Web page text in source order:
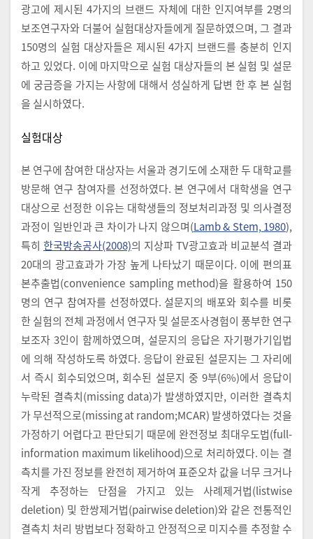
광고에 제시된 4가지의 브랜드 자체에 대한 인지여부를 2명의
보조연구자와 더불어 실험대상자들에게 질문하였으며, 그 결과
150명의 실험 대상자들은 제시된 4가지 브랜드를 충분히 인지
하고 있었다. 이에 마지막으로 실험 대상자들의 본 실험 및 설문
에 궁금증을 가지는 사항에 대해서 성실하게 답변 한 후 본 실험
을 실시하였다.
실험대상
본 연구에 참여한 대상자는 서울과 경기도에 소재한 두 대학교를
방문해 연구 참여자를 선정하였다. 본 연구에서 대학생을 연구
대상으로 선정한 이유는 대학생들의 정보처리과정 및 의사결정
과정이 일반인과 큰 차이가 나지 않으며(Lamb & Stem, 1980),
특히 한국방송공사(2008)의 지상파 TV광고효과 비교분석 결과
20대의 광고효과가 가장 높게 나타났기 때문이다. 이에 편의표
본추출법(convenience sampling method)을 활용하여 150
명의 연구 참여자를 선정하였다. 설문지의 배포와 회수를 비롯
한 실험의 전체 과정에서 연구자 및 설문조사경험이 풍부한 연구
보조자 3인이 함께하였으며, 설문지의 응답은 자기평가기입법
에 의해 작성하도록 하였다. 응답이 완료된 설문지는 그 자리에
서 즉시 회수되었으며, 회수된 설문지 중 9부(6%)에서 응답이
누락된 결측치(missing data)가 발생하였지만, 이러한 결측치
가 무선적으로(missing at random;MCAR) 발생하였다는 것을
가정하기 어렵다고 판단되기 때문에 완전정보 최대우도법(full-
information maximum likelihood)으로 처리하였다. 이는 결
측치를 가진 정보를 완전히 제거하여 표준오차 값을 너무 크거나
작게 추정하는 단점을 가지고 있는 사례제거법(listwise
deletion) 및 한쌍제거법(pairwise deletion)와 같은 전통적인
결측치 처리 방법보다 정확하고 안정적으로 미지수를 추정할 수